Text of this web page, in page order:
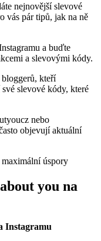
nejnovější slevové
vás pár tipů, jak na ně
a buďte
a slevovými kódy.
kteří
slevové kódy, které
nebo
objevují aktuální
you na
Instagramu